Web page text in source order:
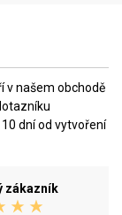
v našem obchodě
dní od vytvoření
zákazník